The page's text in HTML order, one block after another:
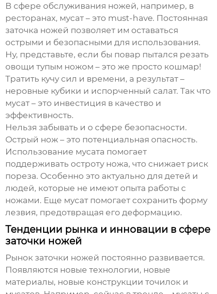
В сфере обслуживания ножей, например, в
ресторанах, мусат – это must-have. Постоянная
заточка ножей позволяет им оставаться
острыми и безопасными для использования.
Ну, представьте, если бы повар пытался резать
овощи тупым ножом – это же просто кошмар!
Тратить кучу сил и времени, а результат –
неровные кубики и испорченный салат. Так что
мусат – это инвестиция в качество и
эффективность.
Нельзя забывать и о сфере безопасности.
Острый нож – это потенциальная опасность.
Использование мусата помогает
поддерживать остроту ножа, что снижает риск
пореза. Особенно это актуально для детей и
людей, которые не имеют опыта работы с
ножами. Еще мусат помогает сохранить форму
лезвия, предотвращая его деформацию.
Тенденции рынка и инновации в сфере
заточки ножей
Рынок заточки ножей постоянно развивается.
Появляются новые технологии, новые
материалы, новые конструкции точилок и